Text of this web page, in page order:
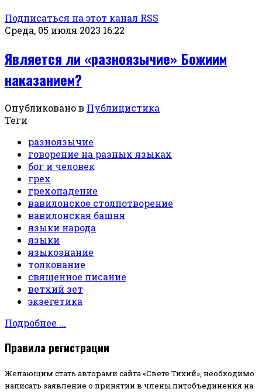
Подписаться на этот канал RSS
Среда, 05 июля 2023 16:22
Является ли «разноязычие» Божиим
наказанием?
Опубликовано в Публицистика
Теги
разноязычие
говорение на разных языках
бог и человек
грех
грехопадение
вавилонское столпотворение
вавилонская башня
языки народа
языки
языкознание
толкование
священное писание
ветхий зет
экзегетика
Подробнее ...
Правила регистрации
Желающим стать авторами сайта «Свете Тихий», необходимо
написать заявление о принятии в члены литобъединения на